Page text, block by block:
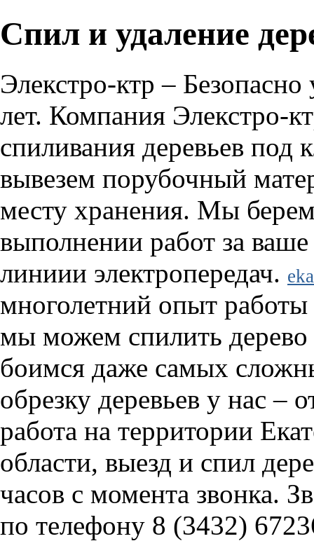
Спил и удаление
Элекстро-ктр –
лет. Компания Элекстро-
спиливания деревьев
вывезем порубочный
месту хранения. Мы берем
выполнении работ за
линиии электропередач.
многолетний опыт работы
мы можем спилить
боимся даже самых
обрезку деревьев у нас
работа на территории
области, выезд и спил
часов с момента звонка.
по телефону 8 (3432)